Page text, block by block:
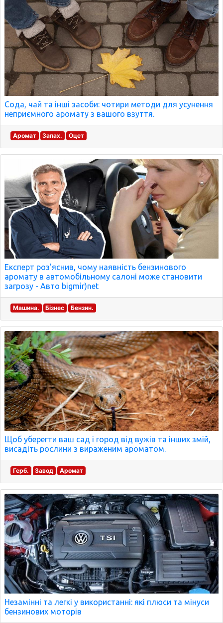
Сода, чай та інші засоби: чотири методи для усунення
неприємного аромату з вашого взуття.
Аромат Запах. Оцет
Експерт роз'яснив, чому наявність бензинового
аромату в автомобільному салоні може становити
загрозу - Авто bigmir)net
Машина. Бізнес Бензин.
Щоб уберегти ваш сад і город від вужів та інших змій,
висадіть рослини з вираженим ароматом.
Герб. Завод Аромат
Незамінні та легкі у використанні: які плюси та мінуси
бензинових моторів